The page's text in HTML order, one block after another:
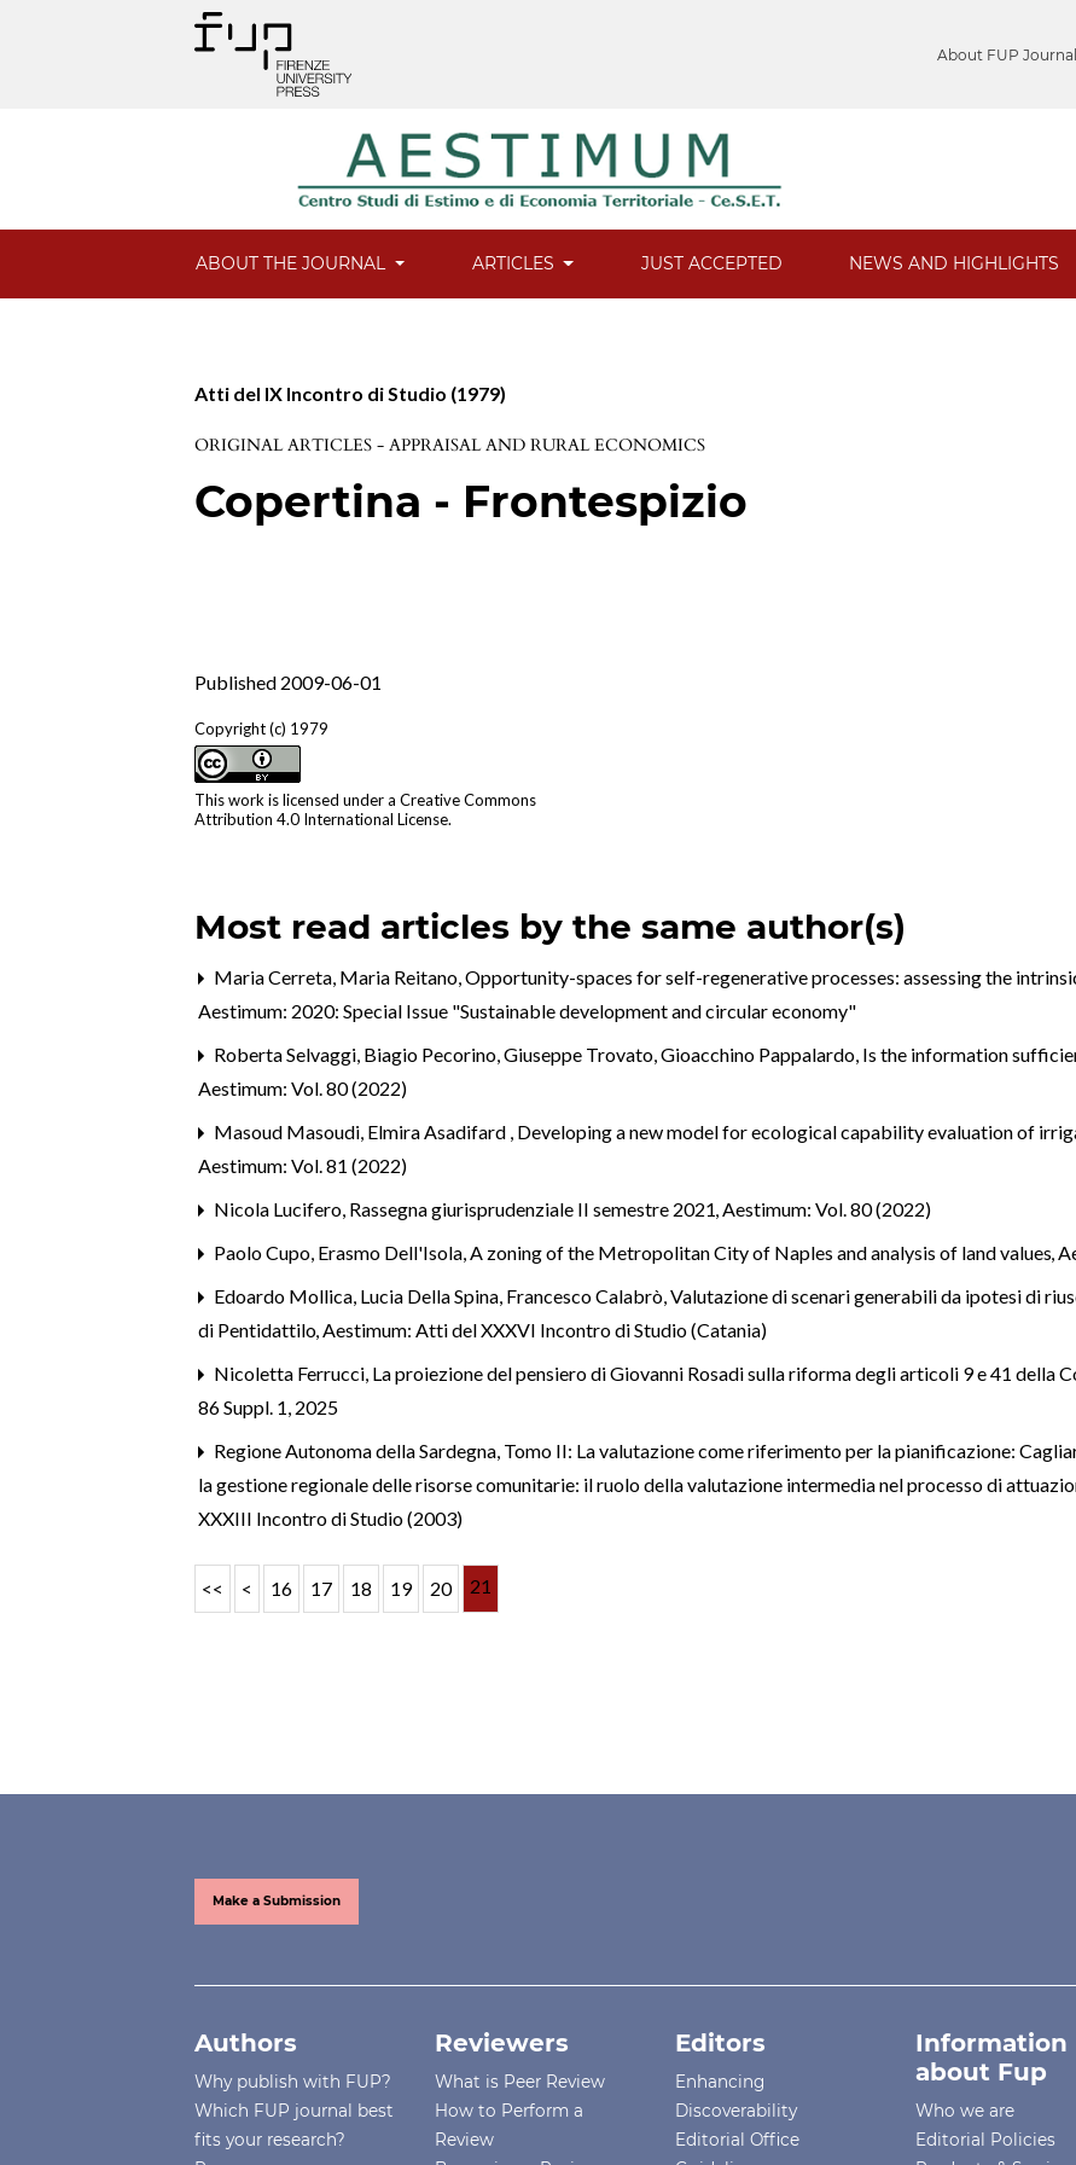
About FUP
ABOUT THE JOURNAL ARTICLES JUST ACCEPTED NEWS AND HIGHLIGHTS
Atti del IX Incontro di Studio (1979)
ORIGINAL ARTICLES - APPRAISAL AND RURAL ECONOMICS
Copertina - Frontespizio
Published 2009-06-01
Copyright (c) 1979
This work is licensed under aCreative Commons
Attribution 4.0 International License.
Most read articles by the same author(s)
Maria Cerreta, Maria Reitano,Opportunity-spaces for self-regenerative processes: assessing the
Aestimum: 2020: Special Issue "Sustainable development and circular economy"
Roberta Selvaggi, Biagio Pecorino, Giuseppe Trovato, Gioacchino Pappalardo, Is the information
Aestimum: Vol. 80 (2022)
Masoud Masoudi, Elmira Asadifard , Developing a new model for ecological capability evaluation of
Aestimum: Vol. 81 (2022)
Nicola Lucifero, Rassegna giurisprudenziale II semestre 2021,Aestimum: Vol. 80 (2022)
Paolo Cupo, Erasmo Dell'Isola,A zoning of the Metropolitan City of Naples and analysis of land values,
Edoardo Mollica, Lucia Della Spina, Francesco Calabrò,Valutazione di scenari generabili da ipotesi di
di Pentidattilo,Aestimum: Atti del XXXVI Incontro di Studio (Catania)
Nicoletta Ferrucci, La proiezione del pensiero di Giovanni Rosadi sulla riforma degli articoli 9 e 41 della
86 Suppl. 1, 2025
Regione Autonoma della Sardegna, Tomo II: La valutazione come riferimento per la pianificazione:
la gestione regionale delle risorse comunitarie: il ruolo della valutazione intermedia nel processo di
XXXIII Incontro di Studio (2003)
<< < 16 17 18 19 20 21
Make a Submission
Authors
Why publish with FUP?
Which FUP journal best
fits your research?
Reviewers
What is Peer Review
How to Perform a
Review
Editors
Enhancing
Discoverability
Editorial Office
Information
about Fup
Who we are
Editorial Policies